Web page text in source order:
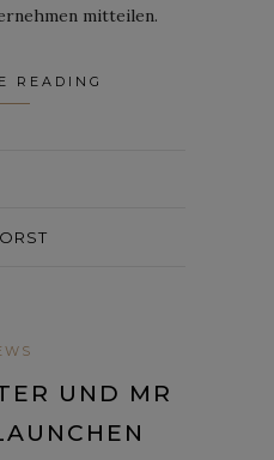
mitteilen.
READING
UND MR